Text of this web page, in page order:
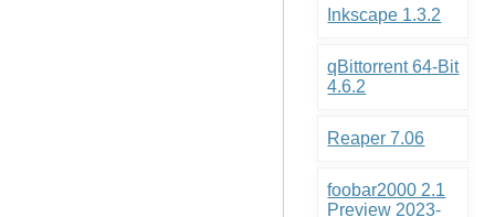
Inkscape 1.3.2
qBittorrent 64-Bit
4.6.2
Reaper 7.06
foobar2000 2.1
Preview 2023-